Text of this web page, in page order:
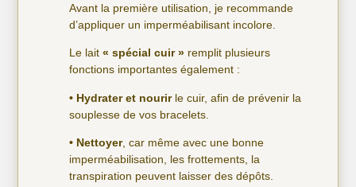
Avant la première utilisation, je recommande
d’appliquer un imperméabilisant incolore.
Le lait« spécial cuir » remplit plusieurs
fonctions importantes également :
• Hydrater et nourir le cuir, afin de prévenir la
souplesse de vos bracelets.
• Nettoyer, car même avec une bonne
imperméabilisation, les frottements, la
transpiration peuvent laisser des dépôts.